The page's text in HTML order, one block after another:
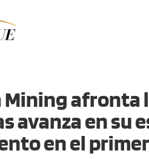
afronta
avanza en su
en el